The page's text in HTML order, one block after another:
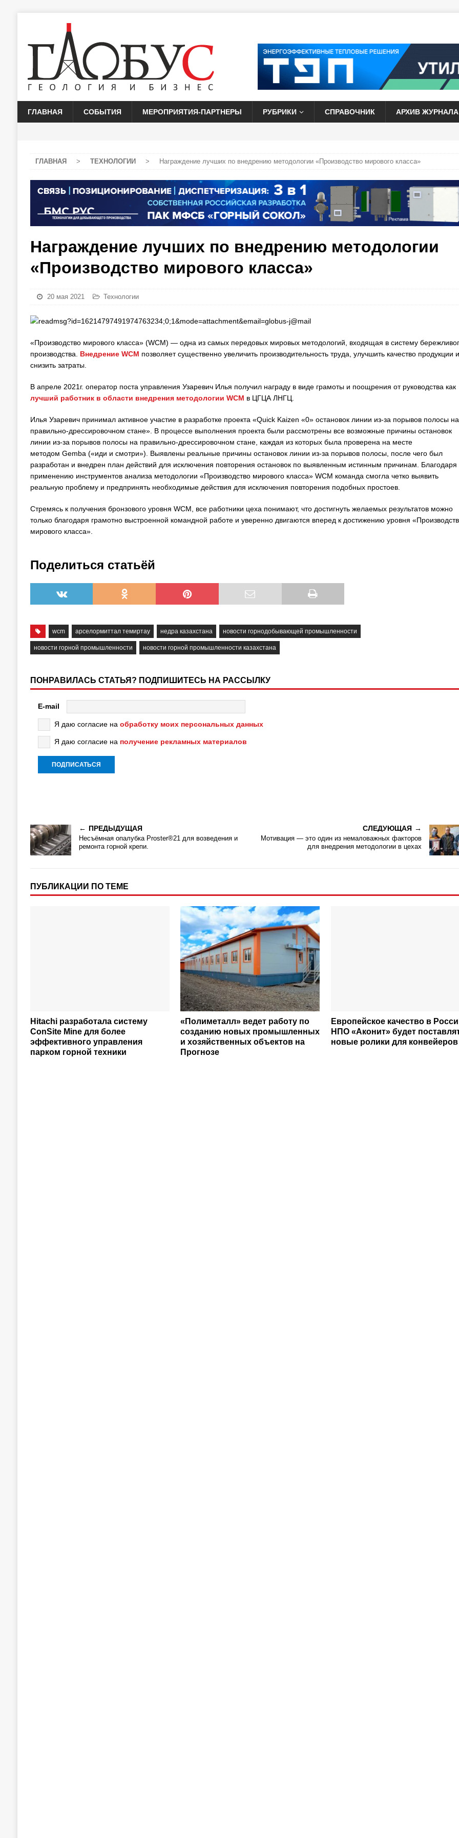
ГЛАВНАЯ СОБЫТИЯ МЕРОПРИЯТИЯ-ПАРТНЕРЫ РУБРИКИ СПРАВОЧНИК АРХИВ ЖУРНАЛА
ГЛАВНАЯ > ТЕХНОЛОГИИ > Награждение лучших по внедрению методологии «Производство мирового класса»
Награждение лучших по внедрению методологии
«Производство мирового класса»
20 мая 2021 Технологии
«Производство мирового класса» (WCM) — одна из самых передовых мировых методологий, входящая в систему
производства. Внедрение WCM позволяет существенно увеличить производительность труда, улучшить качество продукции и
снизить затраты.
В апреле 2021г. оператор поста управления Узаревич Илья получил награду в виде грамоты и поощрения от руководства как
лучший работник в области внедрения методологии WCM в ЦГЦА ЛНГЦ.
Илья Узаревич принимал активное участие в разработке проекта «Quick Kaizen «0» остановок линии из-за порывов полосы на
правильно-дрессировочном стане». В процессе выполнения проекта были рассмотрены все возможные причины остановок
линии из-за порывов полосы на правильно-дрессировочном стане, каждая из которых была проверена на месте
методом Gemba («иди и смотри»). Выявлены реальные причины остановок линии из-за порывов полосы, после чего был
разработан и внедрен план действий для исключения повторения остановок по выявленным истинным причинам. Благодаря
применению инструментов анализа методологии «Производство мирового класса» WCM команда смогла четко выявить
реальную проблему и предпринять необходимые действия для исключения повторения подобных простоев.
Стремясь к получения бронзового уровня WCM, все работники цеха понимают, что достигнуть желаемых результатов можно
только благодаря грамотно выстроенной командной работе и уверенно двигаются вперед к достижению уровня
мирового класса».
Поделиться статьёй
wcm арселормиттал темиртау недра казахстана новости горнодобывающей промышленности
новости горной промышленности новости горной промышленности казахстана
ПОНРАВИЛАСЬ СТАТЬЯ? ПОДПИШИТЕСЬ НА РАССЫЛКУ
E-mail
Я даю согласие на обработку моих персональных данных
Я даю согласие на получение рекламных материалов
ПРЕДЫДУЩАЯ
Несъёмная опалубка Proster®21 для возведения и
ремонта горной крепи.
СЛЕДУЮЩАЯ
Мотивация — это один из немаловажных факторов
для внедрения методологии в цехах
ПУБЛИКАЦИИ ПО ТЕМЕ
Hitachi разработала систему
ConSite Mine для более
эффективного управления
парком горной техники
«Полиметалл» ведет работу по
созданию новых промышленных
и хозяйственных объектов на
Прогнозе
Европейское качество в
НПО «Аконит» будет
новые ролики для конвейеров